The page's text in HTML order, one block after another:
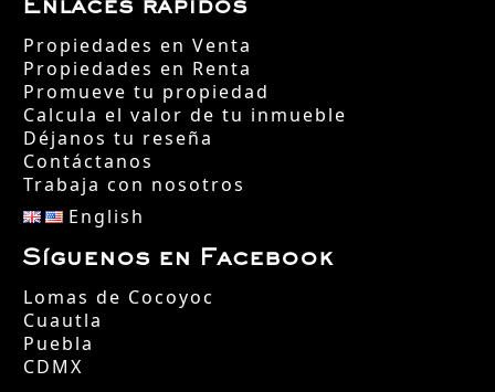
Enlaces rápidos
Propiedades en Venta
Propiedades en Renta
Promueve tu propiedad
Calcula el valor de tu inmueble
Déjanos tu reseña
Contáctanos
Trabaja con nosotros
English
Síguenos en Facebook
Lomas de Cocoyoc
Cuautla
Puebla
CDMX